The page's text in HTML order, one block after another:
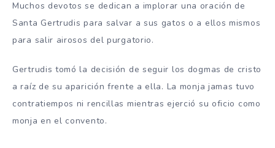
Muchos devotos se dedican a implorar una oración de
Santa Gertrudis para salvar a sus gatos o a ellos mismos
para salir airosos del purgatorio.
Gertrudis tomó la decisión de seguir los dogmas de cristo
a raíz de su aparición frente a ella. La monja jamas tuvo
contratiempos ni rencillas mientras ejerció su oficio como
monja en el convento.